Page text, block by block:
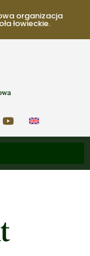
organizacja
łowieckie.